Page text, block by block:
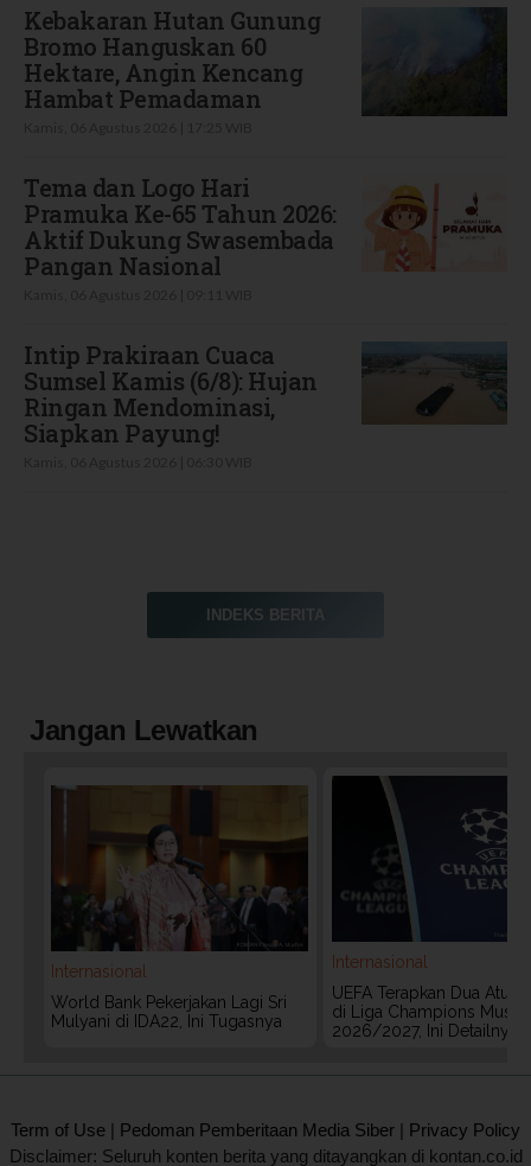
Kebakaran Hutan Gunung
Bromo Hanguskan 60
Hektare, Angin Kencang
Hambat Pemadaman
Tema dan Logo Hari
Pramuka Ke-65 Tahun 2026:
Aktif Dukung Swasembada
Pangan Nasional
Intip Prakiraan Cuaca
Sumsel Kamis (6/8): Hujan
Ringan Mendominasi,
Siapkan Payung!
INDEKS BERITA
Jangan Lewatkan
Internasional
World Bank Pekerjakan Lagi Sri
Mulyani di IDA22, Ini Tugasnya
Internasional
UEFA Terapkan Dua
di Liga Champions Musim
2026/2027, Ini Detailnya
Term of Use | Pedoman Pemberitaan Media Siber | Privacy Policy
Disclaimer: Seluruh konten berita yang ditayangkan di kontan.co.id